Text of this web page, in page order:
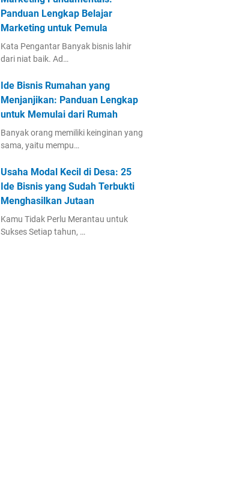
Panduan Lengkap Belajar
Marketing untuk Pemula
Kata Pengantar Banyak bisnis lahir
dari niat baik. Ad…
Ide Bisnis Rumahan yang
Menjanjikan: Panduan Lengkap
untuk Memulai dari Rumah
Banyak orang memiliki keinginan yang
sama, yaitu mempu…
Usaha Modal Kecil di Desa: 25
Ide Bisnis yang Sudah Terbukti
Menghasilkan Jutaan
Kamu Tidak Perlu Merantau untuk
Sukses Setiap tahun, …